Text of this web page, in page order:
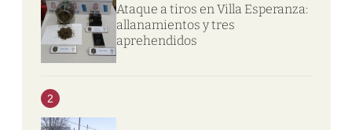
Ataque a tiros en Villa Esperanza:
allanamientos y tres
aprehendidos
2